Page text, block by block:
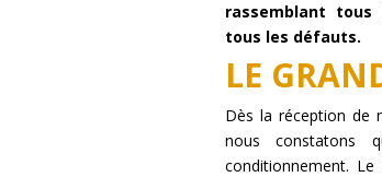
rassemblant
tous les défauts.
LE
Dès la réception de
nous constatons
conditionnement. Le